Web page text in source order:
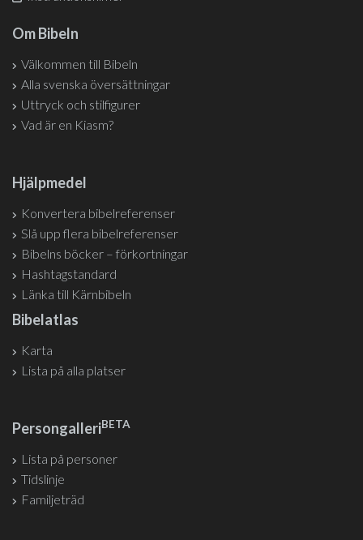
Om Bibeln
Välkommen till Bibeln
Alla svenska översättningar
Uttryck och stilfigurer
Vad är en Kiasm?
Hjälpmedel
Konvertera bibelreferenser
Slå upp flera bibelreferenser
Bibelns böcker – förkortningar
Hashtagstandard
Länka till Kärnbibeln
Bibelatlas
Karta
Lista på alla platser
PersongalleriBETA
Lista på personer
Tidslinje
Familjeträd